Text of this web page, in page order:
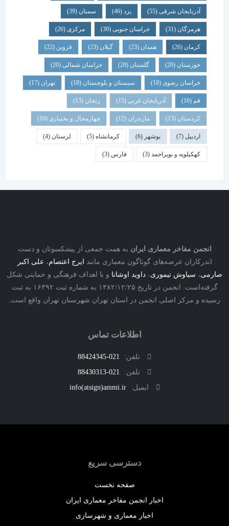
آذربایجان شرقی(55) یزد سمنان (39)
هرمزگان(31) خراسان جنوبی(30) مرکزی (26)
همدان گیلان قزوین
خوزستان(20) گلستان (20) خراسان شمالی(20)
خراسان رضوی(18) سیستان و بلوچستان(18) تهران
آذربایجان غربی(15) زنجان
کردستان(13) مازندران(12) چهارمحال و بختیاری (10)
بوشهر کرمانشاه(5) لرستان (4)
کهکیلویه و بویراحمد(3) فارس
مفاخر معماری ایرانبه همت جمعی از پیشکسوتان و دست
عرصه‌های گوناگون معماری مانندایرج اعتصام،علی اکبر
،سیاوش تیموری،داوید اوشاناو با اهداف فرهنگی و حمایتی شکل
گرفته‌است. انجمن در تاریخ ۱۳۸۲/۱۲/۲۵ به شماره ثبت ۱۶۳۹۲ به ثبت
و مرکز اصلی انجمن در استان تهران شهرستان تهران واقع است.
اطلاعات تماس
تلفن:
021-88424345
تلفن:
021-88430313
ایمیل:
info(atsign)ammi.ir
دسترسی سریع
صفحه نخست
اخبار انجمن مفاخر معماری ایران
اخبار معماری و شهرسازی